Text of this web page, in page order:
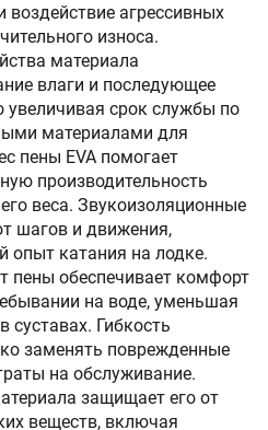
агрессивных
износа.
материала
влаги и последующее
увеличивая срок службы по
материалами для
пены EVA помогает
производительность
веса. Звукоизоляционные
шагов и движения,
опыт катания на лодке.
обеспечивает комфорт
на воде, уменьшая
суставах. Гибкость
заменять поврежденные
на обслуживание.
защищает его от
веществ, включая